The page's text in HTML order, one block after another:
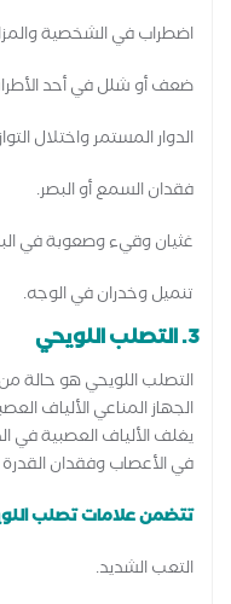
اضطراب في الشخصية
ضعف أو شلل في أحد
الدوار المستمر واختلال
فقدان السمع أو البصر.
غثيان وقيء وصعوبة في
تنميل وخدران في الوجه.
3. التصلب اللويحي
التصلب اللويحي هو حالة
يغلف الألياف العصبية في
في الأعصاب وفقدان القدرة
تتضمن علامات تصلب
التعب الشديد.